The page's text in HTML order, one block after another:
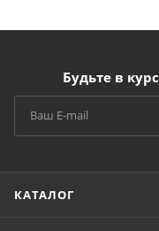
Будьте в
КАТАЛОГ